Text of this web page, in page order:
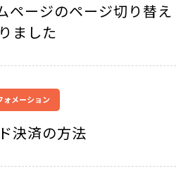
ページのページ切り替え
ました
ォメーション
決済の方法